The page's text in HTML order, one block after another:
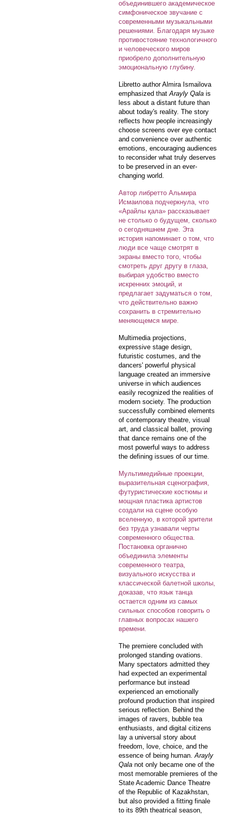
объединившего академическое
симфоническое звучание с
современными музыкальными
решениями. Благодаря музыке
противостояние технологичного
и человеческого миров
приобрело дополнительную
эмоциональную глубину.
Libretto author Almira Ismailova
emphasized thatArayly Qala is
less about a distant future than
about today's reality. The story
reflects how people increasingly
choose screens over eye contact
and convenience over authentic
emotions, encouraging audiences
to reconsider what truly deserves
to be preserved in an ever-
changing world.
Автор либретто Альмира
Исмаилова подчеркнула, что
«Арайлы қала» рассказывает
не столько о будущем, сколько
о сегодняшнем дне. Эта
история напоминает о том, что
люди все чаще смотрят в
экраны вместо того, чтобы
смотреть друг другу в глаза,
выбирая удобство вместо
искренних эмоций, и
предлагает задуматься о том,
что действительно важно
сохранить в стремительно
меняющемся мире.
Multimedia projections,
expressive stage design,
futuristic costumes, and the
dancers' powerful physical
language created an immersive
universe in which audiences
easily recognized the realities of
modern society. The production
successfully combined elements
of contemporary theatre, visual
art, and classical ballet, proving
that dance remains one of the
most powerful ways to address
the defining issues of our time.
Мультимедийные проекции,
выразительная сценография,
футуристические костюмы и
мощная пластика артистов
создали на сцене особую
вселенную, в которой зрители
без труда узнавали черты
современного общества.
Постановка органично
объединила элементы
современного театра,
визуального искусства и
классической балетной школы,
доказав, что язык танца
остается одним из самых
сильных способов говорить о
главных вопросах нашего
времени.
The premiere concluded with
prolonged standing ovations.
Many spectators admitted they
had expected an experimental
performance but instead
experienced an emotionally
profound production that inspired
serious reflection. Behind the
images of ravers, bubble tea
enthusiasts, and digital citizens
lay a universal story about
freedom, love, choice, and the
essence of being human.Arayly
Qala not only became one of the
most memorable premieres of the
State Academic Dance Theatre
of the Republic of Kazakhstan,
but also provided a fitting finale
to its 89th theatrical season,